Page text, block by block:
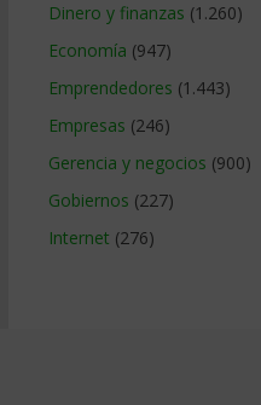
Dinero y finanzas (1.260)
Economía (947)
Emprendedores (1.443)
Empresas (246)
Gerencia y negocios (900)
Gobiernos (227)
Internet (276)